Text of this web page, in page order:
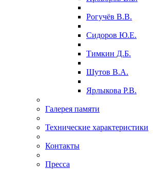
Рогучёв В.В.
Сидоров Ю.Е.
Тимкин Д.Б.
Шутов В.А.
Ярлыкова Р.В.
Галерея памяти
Технические характеристики
Контакты
Пресса